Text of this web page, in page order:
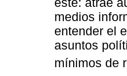
medios
entender el
asuntos
mínimos de